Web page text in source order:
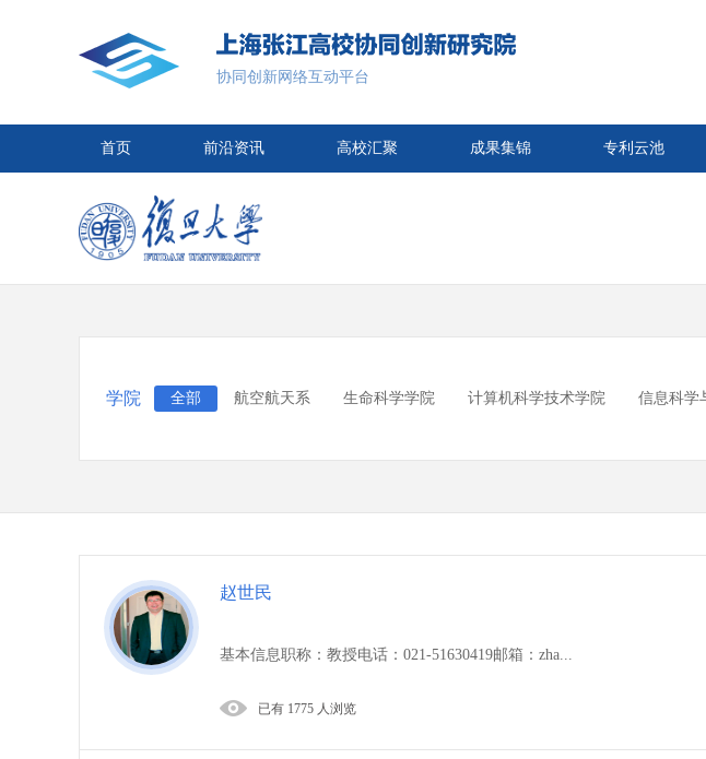
协同创新网络互动平台
首页 前沿资讯 高校汇聚 成果集锦 专利云池
学院 全部 航空航天系 生命科学学院 计算机科学技术学院 信息科学
赵世民
基本信息职称：教授电话：021-51630419邮箱：zha...
已有 1775 人浏览